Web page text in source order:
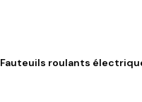
Fauteuils roulants